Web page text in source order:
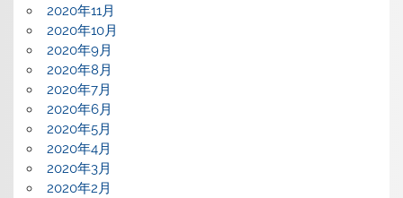
2020年11月
2020年10月
2020年9月
2020年8月
2020年7月
2020年6月
2020年5月
2020年4月
2020年3月
2020年2月